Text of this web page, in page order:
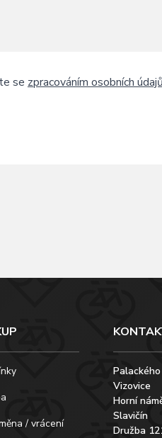
se zpracováním osobních
/ vrácení
Vizovice
Horní
Slavičín
Družba